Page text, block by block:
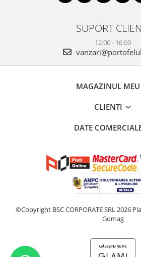
SUPORT
12:00 - 16:00
MAGAZINUL MEU
CLIENTI
DATE
©Copyright BSC CORPORATE SRL 2026
Gomag